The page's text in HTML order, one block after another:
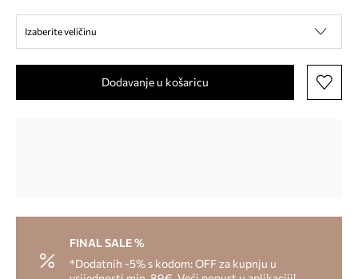
Izaberite veličinu
Dodavanje u košaricu
FINAL SALE %
*Dodatnih -5% s kodom: OFF za kupnju u